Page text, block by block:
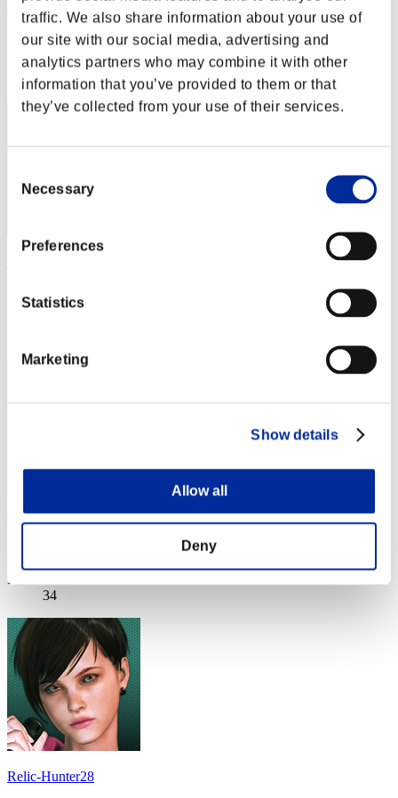
traffic. We also share information about your use of
our site with our social media, advertising and
analytics partners who may combine it with other
information that you’ve provided to them or that
they’ve collected from your use of their services.
Selection
Necessary
Preferences
Statistics
Marketing
Show details
Allow all
Deny
Helena86
Punteggio:Lv:1/07'37"51
Posizione
32
CrankyLandlord
Posizione
34
Relic-Hunter28